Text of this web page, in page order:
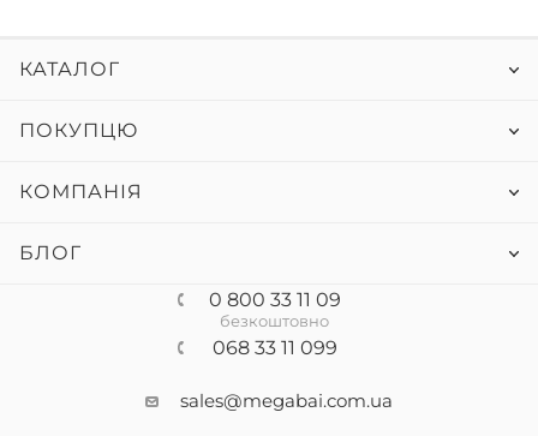
КАТАЛОГ
ПОКУПЦЮ
КОМПАНІЯ
БЛОГ
0 800 33 11 09
безкоштовно
068 33 11 099
sales@megabai.com.ua